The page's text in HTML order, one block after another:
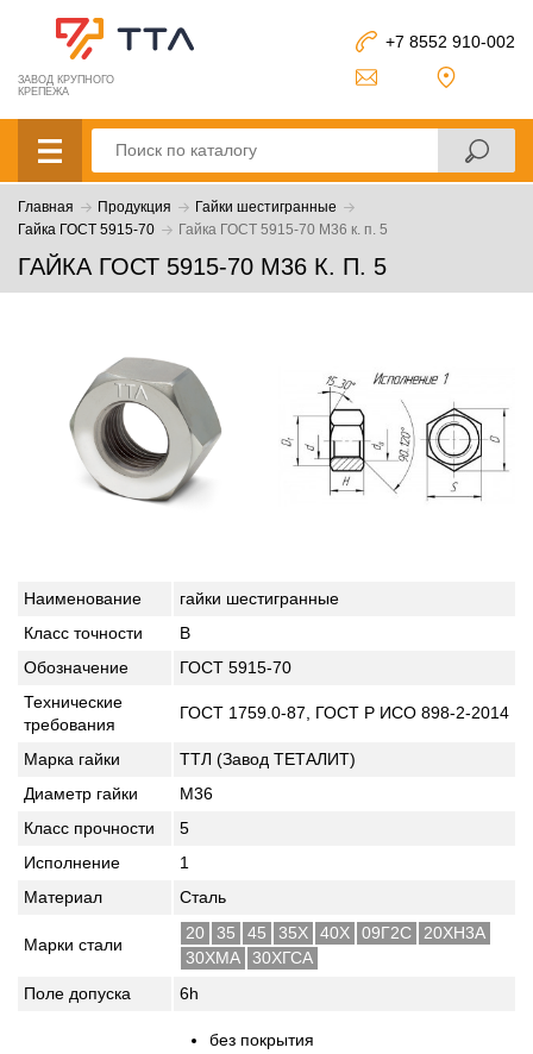
ЗАВОД КРУПНОГО
КРЕПЕЖА
+7 8552 910-002
Главная Продукция
Гайки шестигранные
Гайка ГОСТ 5915-70
Гайка ГОСТ 5915-70 М36 к. п. 5
ГАЙКА ГОСТ 5915-70 М36 К. П. 5
Наименование
гайки шестигранные
Класс точности
B
Обозначение
ГОСТ 5915-70
Технические
требования
ГОСТ 1759.0-87, ГОСТ Р ИСО 898-2-2014
Марка гайки
ТТЛ (Завод ТЕТАЛИТ)
Диаметр гайки
М36
Класс прочности
5
Исполнение
1
Материал
Сталь
Марки стали
20 35 45 35Х 40Х 09Г2С
20ХН3А
30ХМА
30ХГСА
Поле допуска
6h
без покрытия